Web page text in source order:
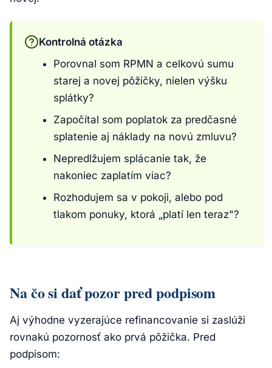
Kontrolná otázka
Porovnal som RPMN a celkovú sumu
starej a novej pôžičky, nielen výšku
splátky?
Započítal som poplatok za predčasné
splatenie aj náklady na novú zmluvu?
Nepredlžujem splácanie tak, že
nakoniec zaplatím viac?
Rozhodujem sa v pokoji, alebo pod
tlakom ponuky, ktorá „platí len teraz"?
Na čo si dať pozor pred podpisom
Aj výhodne vyzerajúce refinancovanie si zaslúži
rovnakú pozornosť ako prvá pôžička. Pred
podpisom: